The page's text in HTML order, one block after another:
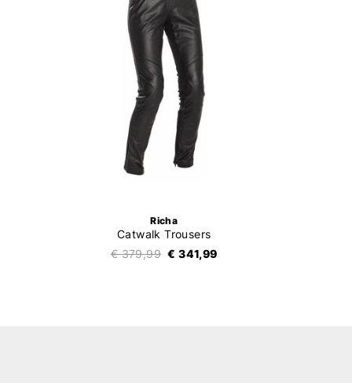
Richa
Catwalk Trousers
€ 379,99 € 341,99